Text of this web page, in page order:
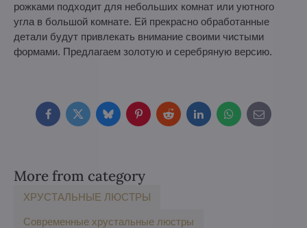
рожками подходит для небольших комнат или уютного
угла в большой комнате. Ей прекрасно обработанные
детали будут привлекать внимание своими чистыми
формами. Предлагаем золотую и серебряную версию.
FacebookTwitterBlueskyPinterestRedditLinkedInWhatsApp
E-
mail
More from category
ХРУСТАЛЬНЫЕ ЛЮСТРЫ
Современные хрустальные люстры